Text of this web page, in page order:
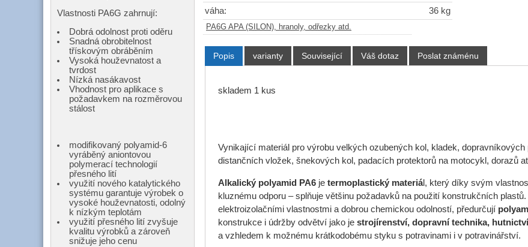
váha:
36 kg
PA6G APA (SILON), hranoly, odřezky atd.
Popis varianty Související Váš dotaz Poslat známénu
skladem 1 kus
Vynikající materiál pro výrobu velkých ozubených kol, kladek,
distančních vložek, šnekových kol, padacích protektorů na motocykl, dorazů
Alkalický polyamid PA6je termoplastický materiál, který díky svým
kluznému odporu – splňuje většinu požadavků na použití konstrukčních
elektroizolačními vlastnostmi a dobrou chemickou odolností, předurčují
konstrukce i údržby odvětví jako je strojírenství, dopravní technika,
a vzhledem k možnému krátkodobému styku s potravinami i v potravinářství.
Vlastnosti PA6G zahrnují:
Dobrá odolnost proti oděru
Snadná obrobitelnost
třískovým obráběním
Vysoká houževnatost a
tvrdost
Nízká nasákavost
Vhodnost pro aplikace s
požadavkem na rozměrovou
stálost
modifikovaný polyamid-6
vyráběný aniontovou
polymerací technologií
přesného lití
využití nového katalytického
systému garantuje výrobek o
vysoké houževnatosti, odolný
k nízkým teplotám
využití přesného lití zvyšuje
kvalitu výrobků a zároveň
snižuje jeho cenu